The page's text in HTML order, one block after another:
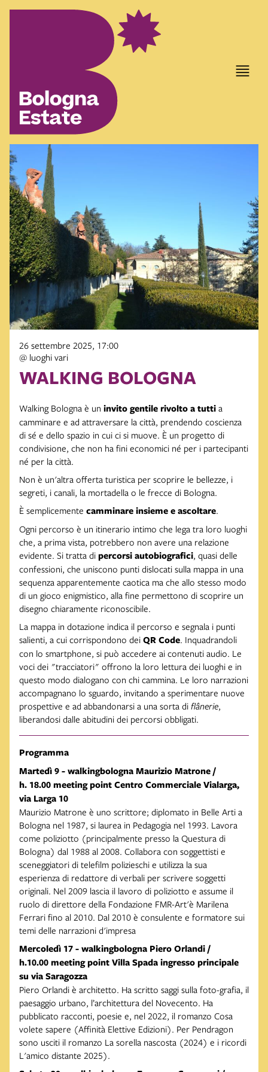
26 settembre 2025, 17:00
@ luoghi vari
WALKING BOLOGNA
Walking Bologna è un invito gentile rivolto a tutti a
camminare e ad attraversare la città, prendendo coscienza
di sé e dello spazio in cui ci si muove. È un progetto di
condivisione, che non ha fini economici né per i partecipanti
né per la città.
Non è un'altra offerta turistica per scoprire le bellezze, i
segreti, i canali, la mortadella o le frecce di Bologna.
È semplicemente camminare insieme e ascoltare.
Ogni percorso è un itinerario intimo che lega tra loro luoghi
che, a prima vista, potrebbero non avere una relazione
evidente. Si tratta di percorsi autobiografici, quasi delle
confessioni, che uniscono punti dislocati sulla mappa in una
sequenza apparentemente caotica ma che allo stesso modo
di un gioco enigmistico, alla fine permettono di scoprire un
disegno chiaramente riconoscibile.
La mappa in dotazione indica il percorso e segnala i punti
salienti, a cui corrispondono dei QR Code. Inquadrandoli
con lo smartphone, si può accedere ai contenuti audio. Le
voci dei "tracciatori" offrono la loro lettura dei luoghi e in
questo modo dialogano con chi cammina. Le loro narrazioni
accompagnano lo sguardo, invitando a sperimentare nuove
prospettive e ad abbandonarsi a una sorta di flânerie,
liberandosi dalle abitudini dei percorsi obbligati.
Programma
Martedì 9 - walkingbologna Maurizio Matrone /
h. 18.00 meeting point Centro Commerciale Vialarga,
via Larga 10
Maurizio Matrone è uno scrittore; diplomato in Belle Arti a
Bologna nel 1987, si laurea in Pedagogia nel 1993. Lavora
come poliziotto (principalmente presso la Questura di
Bologna) dal 1988 al 2008. Collabora con soggettisti e
sceneggiatori di telefilm polizieschi e utilizza la sua
esperienza di redattore di verbali per scrivere soggetti
originali. Nel 2009 lascia il lavoro di poliziotto e assume il
ruolo di direttore della Fondazione FMR-Art'è Marilena
Ferrari fino al 2010. Dal 2010 è consulente e formatore sui
temi delle narrazioni d'impresa
Mercoledì 17 - walkingbologna Piero Orlandi /
h.10.00 meeting point Villa Spada ingresso principale
su via Saragozza
Piero Orlandi è architetto. Ha scritto saggi sulla foto-grafia, il
paesaggio urbano, l’architettura del Novecento. Ha
pubblicato racconti, poesie e, nel 2022, il romanzo Cosa
volete sapere (Affinità Elettive Edizioni). Per Pendragon
sono usciti il romanzo La sorella nascosta (2024) e i ricordi
L'amico distante 2025).